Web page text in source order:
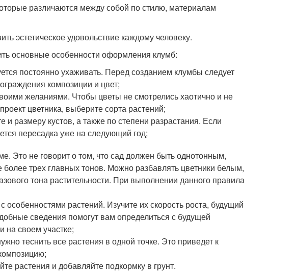
различаются между собой по стилю, материалам
эстетическое удовольствие каждому человеку.
основные особенности оформления клумб:
постоянно ухаживать. Перед созданием клумбы следует
композиции и цвет;
желаниями. Чтобы цветы не смотрелись хаотично и не
цветника, выберите сорта растений;
и размеру кустов, а также по степени разрастания. Если
пересадка уже на следующий год;
Это не говорит о том, что сад должен быть однотонным,
более трех главных тонов. Можно разбавлять цветники белым,
тона растительности. При выполнении данного правила
растений. Изучите их скорость роста, будущий
сведения помогут вам определиться с будущей
на своем участке;
теснить все растения в одной точке. Это приведет к
растения и добавляйте подкормку в грунт.